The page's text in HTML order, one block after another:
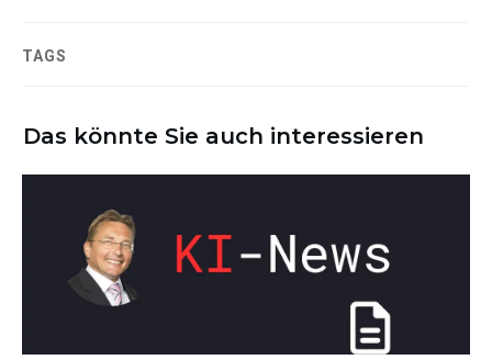
TAGS
Das könnte Sie auch interessieren